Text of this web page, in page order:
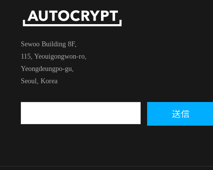
Sewoo Building 8F,
115, Yeouigongwon-ro,
Yeongdeungpo-gu,
Seoul, Korea